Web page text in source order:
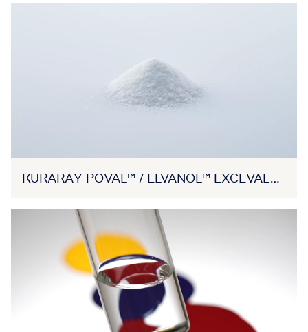
KURARAY POVAL™ / ELVANOL™ EXCEVAL™ /